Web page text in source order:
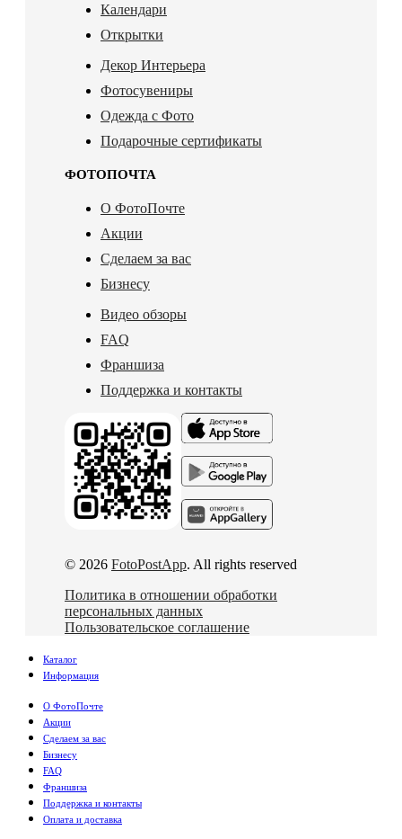
Календари
Открытки
Декор Интерьера
Фотосувениры
Одежда с Фото
Подарочные сертификаты
ФОТОПОЧТА
О ФотоПочте
Акции
Сделаем за вас
Бизнесу
Видео обзоры
FAQ
Франшиза
Поддержка и контакты
© 2026 FotoPostApp. All rights reserved
Политика в отношении обработки
персональных данных
Пользовательское соглашение
Каталог
Информация
О ФотоПочте
Акции
Сделаем за вас
Бизнесу
FAQ
Франшиза
Поддержка и контакты
Оплата и доставка